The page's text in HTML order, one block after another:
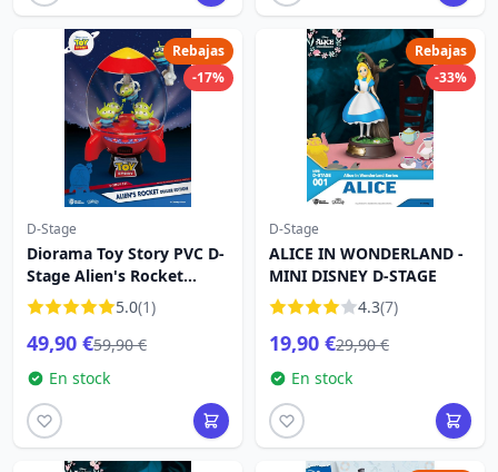
Rebajas
-17%
D-Stage
Diorama Toy Story PVC D-
Stage Alien's Rocket
Edición Deluxe 15 cm
5.0(1)
49,90 €59,90 €
En stock
Rebajas
-33%
D-Stage
ALICE IN WONDERLAND -
MINI DISNEY D-STAGE
4.3(7)
19,90 €29,90 €
En stock